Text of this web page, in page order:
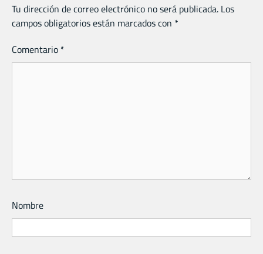
Tu dirección de correo electrónico no será publicada. Los
campos obligatorios están marcados con *
Comentario *
Nombre